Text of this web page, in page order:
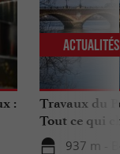
:
Travaux du
Tout ce qui
937 m -
Actualités